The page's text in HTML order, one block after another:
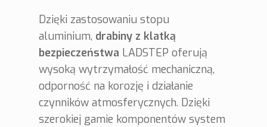
Dzięki zastosowaniu stopu
aluminium, drabiny z klatką
bezpieczeństwa LADSTEP oferują
wysoką wytrzymałość mechaniczną,
odporność na korozję i działanie
czynników atmosferycznych. Dzięki
szerokiej gamie komponentów system